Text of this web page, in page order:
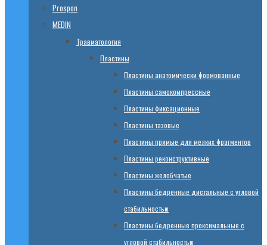
Prospon
MEDIN
Травматология
Пластины
Пластины анатомически формованные
Пластины самокомпрессные
Пластины фиксационные
Пластины тазовые
Пластины прямые для мелких фрагментов
Пластины реконструктивные
Пластины желобчатые
Пластины бедренные дистальные с угловой
стабильностью
Пластины бедренные проксимальные с
угловой стабильностью